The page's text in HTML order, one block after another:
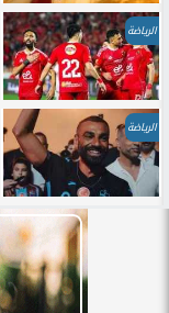
الرياضة
الرياضة